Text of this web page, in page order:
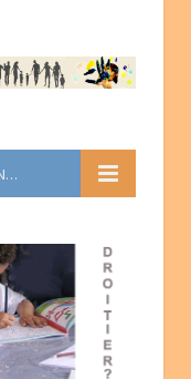
POUR LES MATERNELLES